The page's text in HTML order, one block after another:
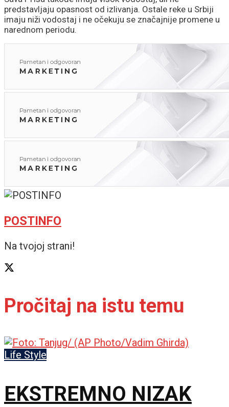
predstavljaju opasnost od izlivanja. Ostale reke u Srbiji
imaju niži vodostaj i ne očekuju se značajnije promene u
narednom periodu.
POSTINFO
Na tvojoj strani!
Pročitaj na istu temu
Life Style
EKSTREMNO NIZAK